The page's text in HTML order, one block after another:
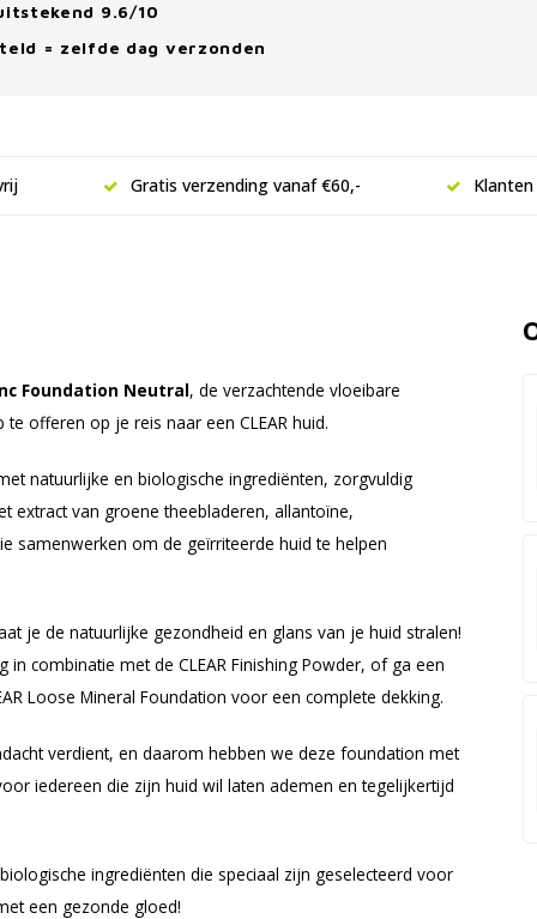
9.6/10
= zelfde dag verzonden
Gratis verzending vanaf €60,-
Foundation Neutral, de verzachtende vloeibare
offeren op je reis naar een CLEAR huid.
natuurlijke en biologische ingrediënten, zorgvuldig
extract van groene theebladeren, allantoïne,
samenwerken om de geïrriteerde huid te helpen
je de natuurlijke gezondheid en glans van je huid stralen!
combinatie met de CLEAR Finishing Powder, of ga een
Loose Mineral Foundation voor een complete dekking.
verdient, en daarom hebben we deze foundation met
iedereen die zijn huid wil laten ademen en tegelijkertijd
ingrediënten die speciaal zijn geselecteerd voor
een gezonde gloed!